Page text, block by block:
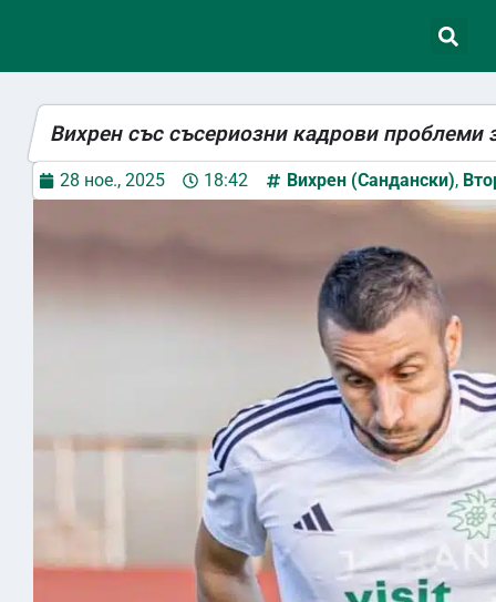
Вихрен със съсериозни кадрови
28 ное., 2025 18:42 Вихрен (Сандански),